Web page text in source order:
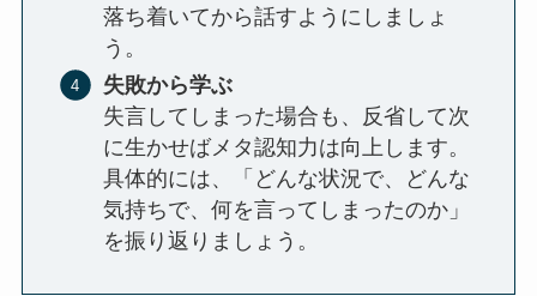
落ち着いてから話すようにしましょ
う。
失敗から学ぶ
失言してしまった場合も、反省して次
に生かせばメタ認知力は向上します。
具体的には、「どんな状況で、どんな
気持ちで、何を言ってしまったのか」
を振り返りましょう。